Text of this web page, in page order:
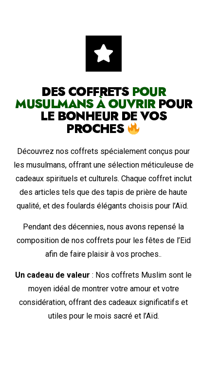
DES COFFRETSPOUR
MUSULMANS À OUVRIRPOUR
LE BONHEUR DE VOS
PROCHES
Découvrez nos coffrets spécialement conçus pour
les musulmans, offrant une sélection méticuleuse de
cadeaux spirituels et culturels. Chaque coffret inclut
des articles tels que des tapis de prière de haute
qualité, et des foulards élégants choisis pour l’Aïd.
Pendant des décennies, nous avons repensé la
composition de nos coffrets pour les fêtes de l’Eid
afin de faire plaisir à vos proches..
Un cadeau de valeur : Nos coffrets Muslim sont le
moyen idéal de montrer votre amour et votre
considération, offrant des cadeaux significatifs et
utiles pour le mois sacré et l’Aïd.